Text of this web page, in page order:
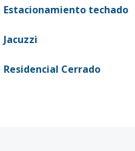
Estacionamiento techado
Jacuzzi
Residencial Cerrado